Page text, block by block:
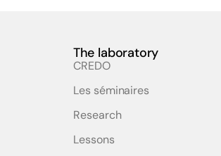
The laboratory
CREDO
Les séminaires
Research
Lessons